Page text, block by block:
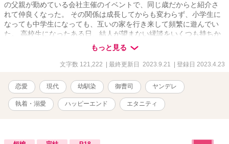
の父親が勤めている会社主催のイベントで、同じ歳だからと紹介さ
れて仲良くなった。 その関係は成長してからも変わらず、小学生に
なっても中学生になっても、互いの家を行き来して頻繁に遊んでい
た。 高校生になったある日、結人が望まない縁談をいくつも持ちか
けられて困っていることを知り、和音は女除けのための一時的な婚
約者になることを約束する。 仲の良い幼馴染を助けたい一心だった
が、婚約者となった事がきっかけで少しずつ二人の関係が変化して
動を制限するようになった結人。雑用を理由に毎日のように結人の
家に呼ばれ、婚約者だからと気まぐれに性処理までさせられる事も
あった。 そんな関係をどうにかして終わらせたいのに、父が勤めて
いた櫻川グループの御曹司である結人に逆らえず、その関係は大学
ど、話し合いをしても無意味だと決めつけて、逃げる形で半ば無理
もっと見る
文字数 121,222 | 最終更新日 2023.9.21 | 登録日 2023.4.23
恋愛 現代 幼馴染 御曹司 ヤンデレ
執着・溺愛 ハッピーエンド エタニティ